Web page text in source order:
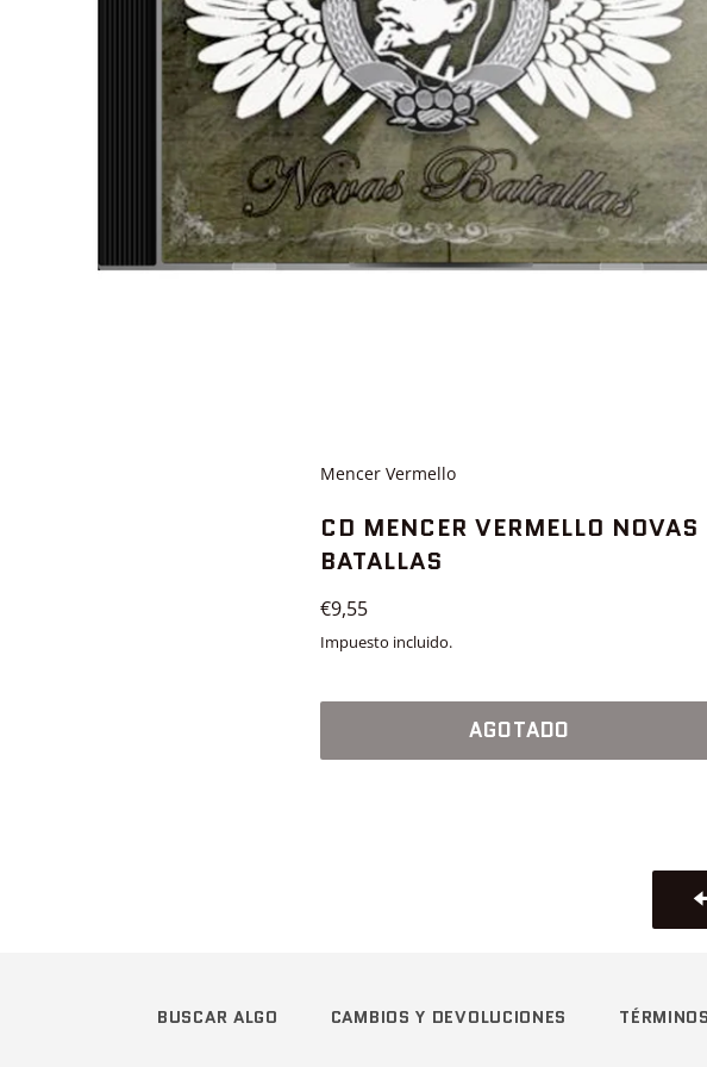
Mencer Vermello
CD MENCER VERMELLO NOVAS
BATALLAS
Precio
habitual
€9,55
Impuesto incluido.
AGOTADO
BUSCAR ALGO CAMBIOS Y DEVOLUCIONES